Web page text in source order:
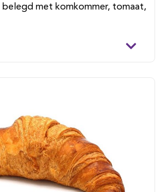
belegd met komkommer, tomaat,